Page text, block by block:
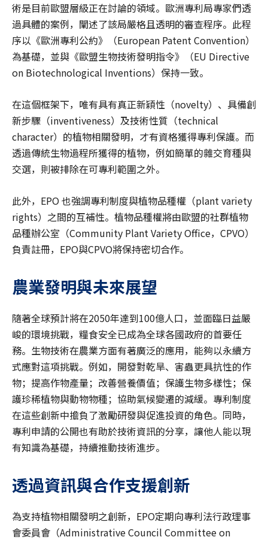
術是目前歐盟層級正在討論的領域。歐洲專利局專家們透
過具體的案例，闡述了該局嚴格且透明的審查程序。此程
序以《歐洲專利公約》（European Patent Convention）
為基礎，並與《歐盟生物技術發明指令》（EU Directive
on Biotechnological Inventions）保持一致。
在這個框架下，唯有具有真正新穎性（novelty）、具備創
新步驟（inventiveness）及技術性質（technical
character）的植物相關發明，才有資格獲得專利保護。而
透過傳統生物過程所獲得的植物，例如簡單的雜交育種與
交選，則被排除在可專利範圍之外。
此外，EPO 也強調專利制度與植物品種權（plant variety
rights）之間的互補性。植物品種權將由歐盟的社群植物
品種辦公室（Community Plant Variety Office，CPVO）
負責註冊，EPO與CPVO將保持密切合作。
農業發明與未來展望
隨著全球預計將在2050年達到100億人口，並面臨日益嚴
峻的環境挑戰，糧食安全已成為全球各國政府的首要任
務。生物技術在農業方面有著廣泛的應用，能夠以永續方
式應對這項挑戰。例如，開發對乾旱、害蟲更具抗性的作
物；提高作物產量；改善營養價值；保護生物多樣性；保
護珍稀植物與動物物種；協助氣候變遷的減緩。專利制度
在這些創新中擔負了激勵研發與促進投資的角色。同時，
專利申請的公開也有助於技術資訊的分享，讓他人能以現
有知識為基礎，持續推動技術進步。
透過資訊與合作支援創新
為支持植物相關發明之創新，EPO定期向專利法行政理事
會委員會（Administrative Council Committee on